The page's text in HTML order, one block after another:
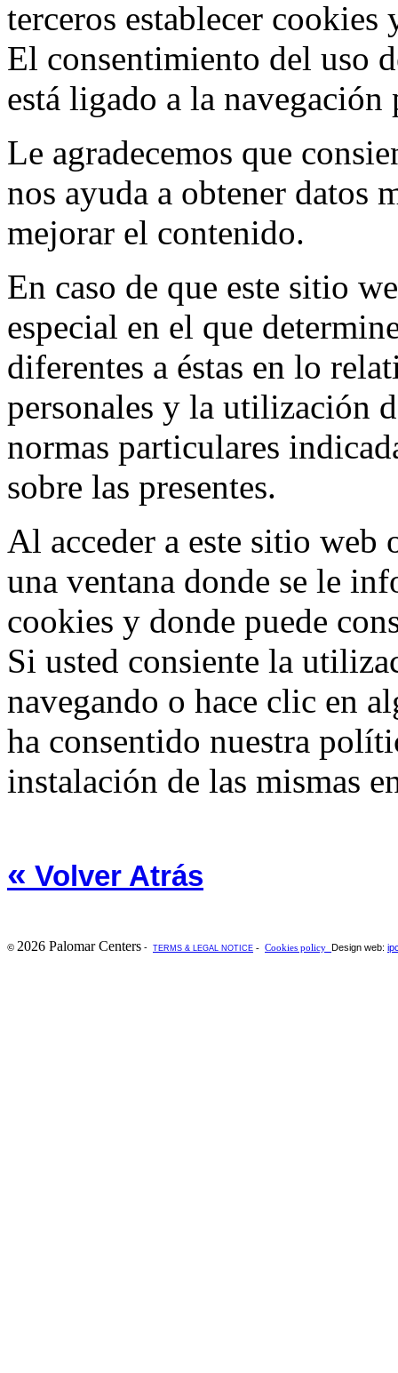
terceros establecer cookies
El consentimiento del uso
está ligado a la navegación
Le agradecemos que
nos ayuda a obtener datos
mejorar el contenido.
En caso de que este sitio
especial en el que
diferentes a éstas en lo
personales y la utilización
normas particulares
sobre las presentes.
Al acceder a este sitio
una ventana donde se le
cookies y donde puede
Si usted consiente la
navegando o hace clic en
ha consentido nuestra
instalación de las mismas
« Volver Atrás
© 2026 Palomar Centers - TERMS & LEGAL NOTICE - Cookies policy Design web: